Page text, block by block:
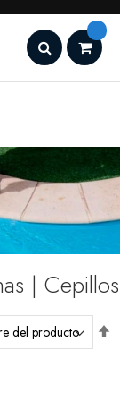
Search
| Cepillos